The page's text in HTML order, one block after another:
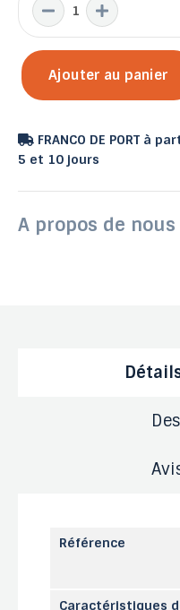
Ajouter au panier
FRANCO DE PORT à
5 et 10 jours
A propos de nous
Référence
Caractéristiques